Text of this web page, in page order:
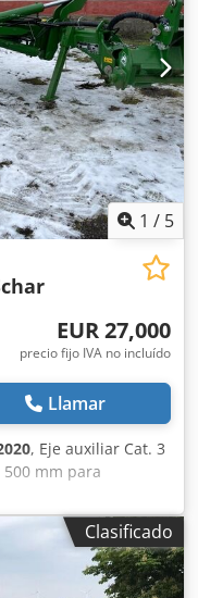
1 / 5
EUR 27,000
precio fijo IVA no incluído
Llamar
, Eje auxiliar Cat. 3
mm para
con pre-arado
LED, señalización
de tipo UE 40
- RH 82 /
Clasificado